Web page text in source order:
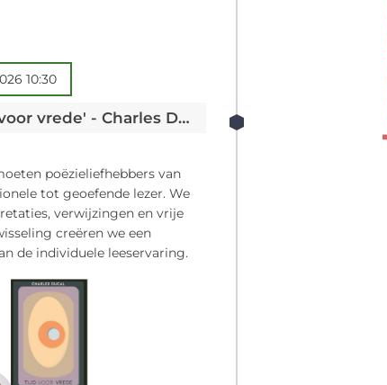
10:30
Leesgroep Poëzie: 'Tijd voor vrede' - Charles Ducal
poëzieliefhebbers van
tot geoefende lezer. We
verwijzingen en vrije
creëren we een
de individuele leeservaring.